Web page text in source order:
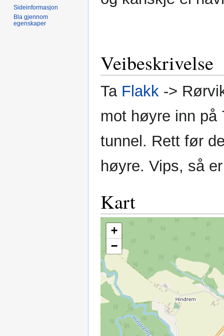
Veibeskrivelse
Ta Flakk ->
mot høyre inn på
tunnel. Rett før
høyre. Vips, så
Kart
+
−
Sideinformasjon
Bla gjennom
egenskaper